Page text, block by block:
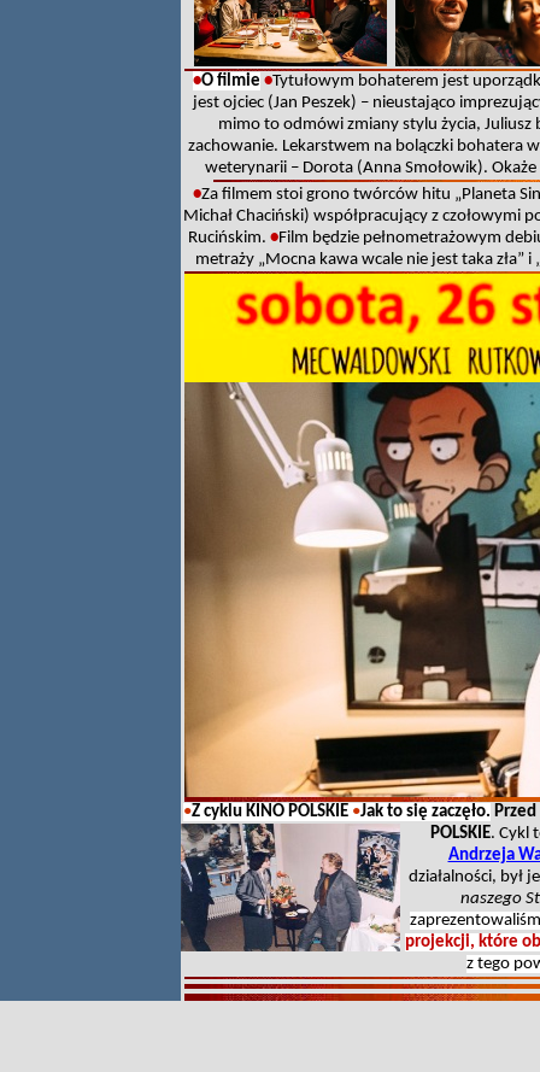
•O filmie •Tytułowym bohaterem jest
jest ojciec (Jan Peszek) – nieustająco
mimo to odmówi zmiany stylu życia, Juliusz
zachowanie. Lekarstwem na bolączki bohatera
weterynarii – Dorota (Anna Smołowik).
•Za filmem stoi grono twórców hitu „Planeta
Michał Chaciński) współpracujący z czołowymi
Rucińskim. •Film będzie pełnometrażowym
metraży „Mocna kawa wcale nie jest taka zła”
•Z cyklu KINO POLSKIE •Jak to się zaczęło.
POLSKIE. Cykl
Andrzeja
działalności, był
naszego
zaprezentowaliś
projekcji, które
z tego